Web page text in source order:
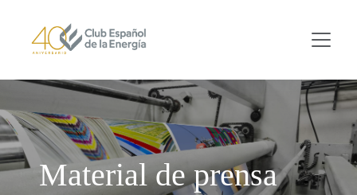
Material de prensa